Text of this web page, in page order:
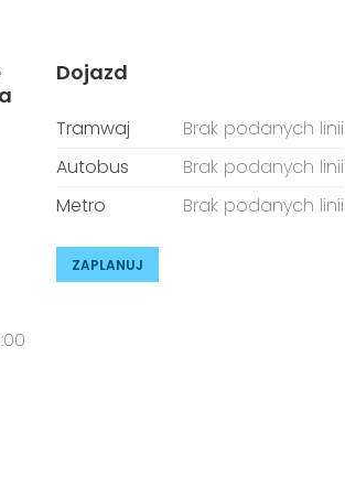
Dojazd
Tramwaj
Brak podanych linii
Autobus
Brak podanych linii
Metro
Brak podanych linii
ZAPLANUJ